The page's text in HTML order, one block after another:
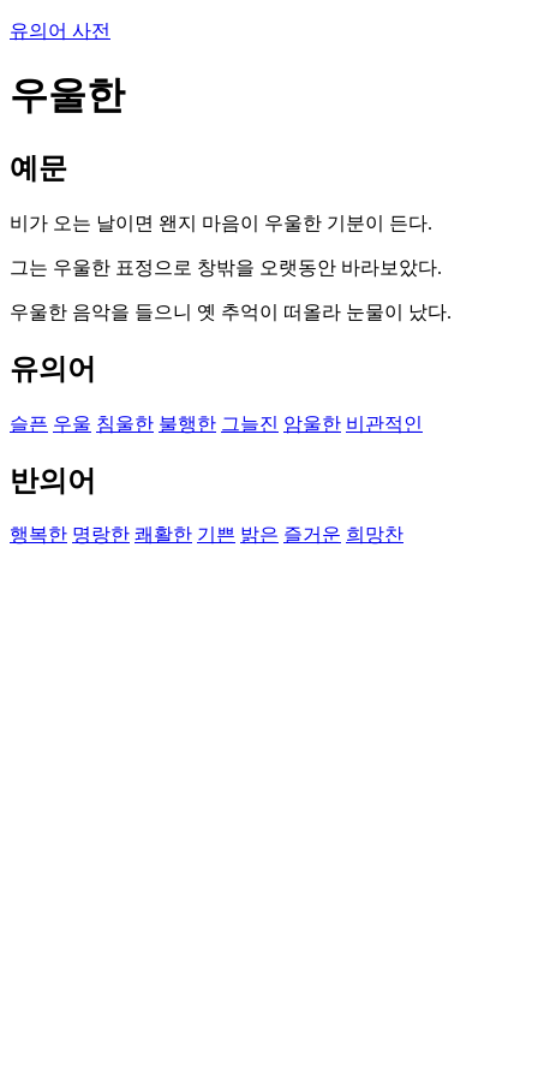
유의어 사전
우울한
예문
비가 오는 날이면 왠지 마음이 우울한 기분이 든다.
그는 우울한 표정으로 창밖을 오랫동안 바라보았다.
우울한 음악을 들으니 옛 추억이 떠올라 눈물이 났다.
유의어
슬픈 우울 침울한 불행한 그늘진 암울한 비관적인
반의어
행복한 명랑한 쾌활한 기쁜 밝은 즐거운 희망찬